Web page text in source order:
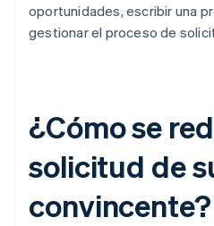
oportunidades, escribir una
gestionar el proceso de
¿Cómo se
solicitud de
convincente?